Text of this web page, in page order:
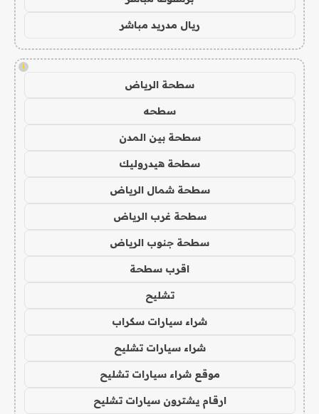
ريال مدريد مباشر
!
سطحة الرياض
سطحه
سطحة بين المدن
سطحة هيدروليك
سطحة شمال الرياض
سطحة غرب الرياض
سطحة جنوب الرياض
اقرب سطحة
تشليح
شراء سيارات سكراب
شراء سيارات تشليح
موقع شراء سيارات تشليح
ارقام يشترون سيارات تشليح